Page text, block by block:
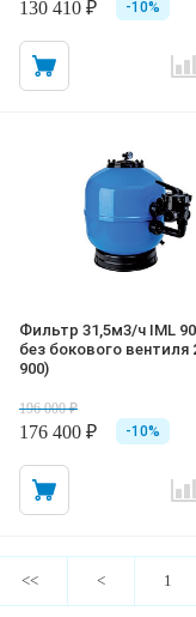
130 410 ₽ -10%
Фильтр 31,5м3/ч IML
без бокового вентиля
900)
196 000 ₽
176 400 ₽ -10%
<< < 1